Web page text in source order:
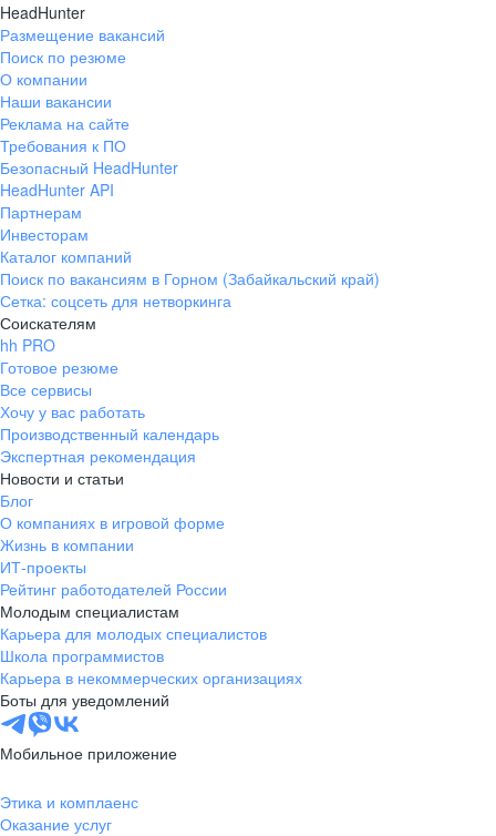
HeadHunter
Размещение вакансий
Поиск по резюме
О компании
Наши вакансии
Реклама на сайте
Требования к ПО
Безопасный HeadHunter
HeadHunter API
Партнерам
Инвесторам
Каталог компаний
Поиск по вакансиям в Горном (Забайкальский край)
Сетка: соцсеть для нетворкинга
Соискателям
hh PRO
Готовое резюме
Все сервисы
Хочу у вас работать
Производственный календарь
Экспертная рекомендация
Новости и статьи
Блог
О компаниях в игровой форме
Жизнь в компании
ИТ-проекты
Рейтинг работодателей России
Молодым специалистам
Карьера для молодых специалистов
Школа программистов
Карьера в некоммерческих организациях
Боты для уведомлений
Мобильное приложение
Этика и комплаенс
Оказание услуг